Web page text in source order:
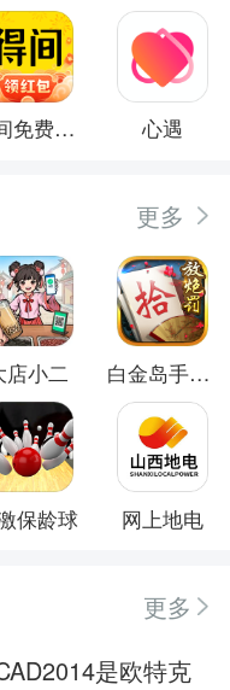
得间免费小说 心遇
更多
店小二 白金岛手游放炮罚
保龄球 网上地电
更多
是欧特克